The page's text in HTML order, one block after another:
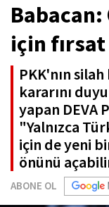
için fırsat
PKK'nın
kararını
yapan DEVA
"Yalnızca
için de yeni
önünü
ABONE OL